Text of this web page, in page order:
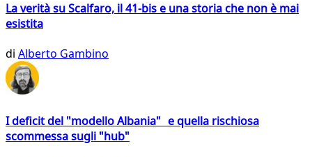
La verità su Scalfaro, il 41-bis e una storia che non è mai
esistita
di Alberto Gambino
I deficit del "modello Albania" e quella rischiosa
scommessa sugli "hub"